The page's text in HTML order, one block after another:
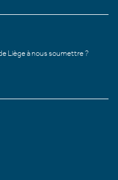
Liège à nous soumettre ?